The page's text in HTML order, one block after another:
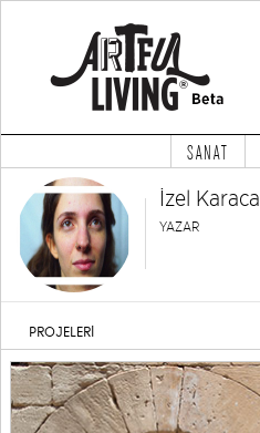
SANAT
İzel Karaca
YAZAR
PROJELERİ